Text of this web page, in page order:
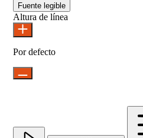
Fuente legible
Altura de línea
Por defecto